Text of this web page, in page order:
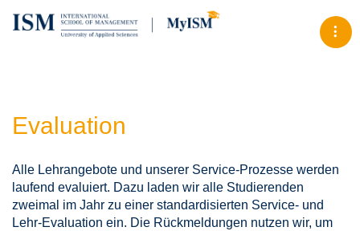
Evaluation
Alle Lehrangebote und unserer Service-Prozesse werden
laufend evaluiert. Dazu laden wir alle Studierenden
zweimal im Jahr zu einer standardisierten Service- und
Lehr-Evaluation ein. Die Rückmeldungen nutzen wir, um